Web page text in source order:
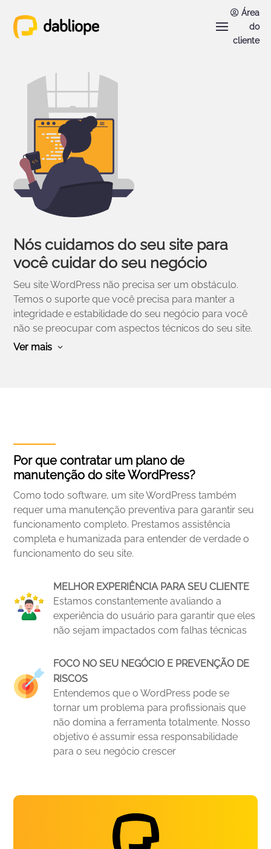
Área
do
cliente
Nós cuidamos do seu site para
você cuidar do seu negócio
Seu site WordPress não precisa ser um obstáculo.
Temos o suporte que você precisa para manter a
integridade e estabilidade do seu negócio para você
não se preocupar com aspectos técnicos do seu site.
Ver mais
Por que contratar um plano de
manutenção do site WordPress?
Como todo software, um site WordPress também
requer uma manutenção preventiva para garantir seu
funcionamento completo. Prestamos assistência
completa e humanizada para entender de verdade o
funcionamento do seu site.
MELHOR EXPERIÊNCIA PARA SEU CLIENTE
Estamos constantemente avaliando a
experiência do usuário para garantir que eles
não sejam impactados com falhas técnicas
FOCO NO SEU NEGÓCIO E PREVENÇÃO DE
RISCOS
Entendemos que o WordPress pode se
tornar um problema para profissionais que
não domina a ferramenta totalmente. Nosso
objetivo é assumir essa responsabilidade
para o seu negócio crescer